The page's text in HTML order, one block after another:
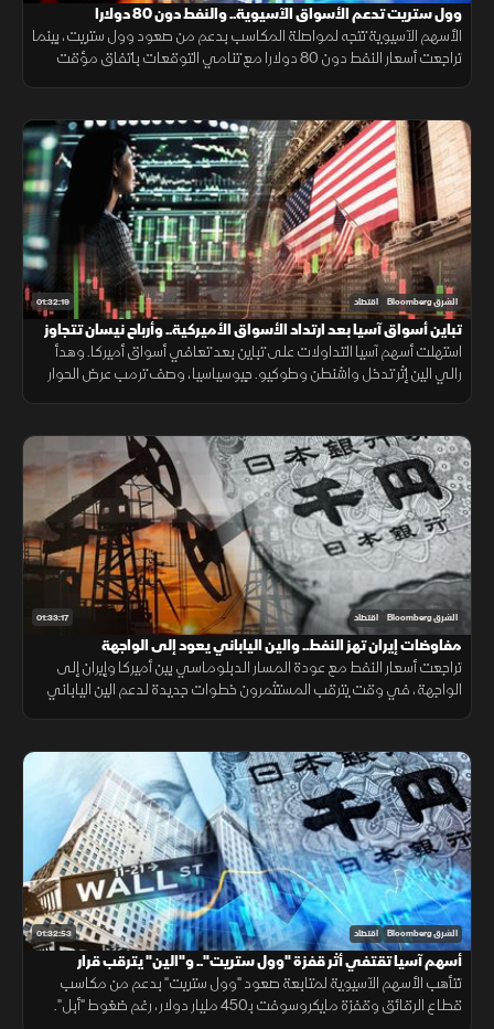
وول ستريت تدعم الأسواق الآسيوية.. والنفط دون 80 دولارا
الأسهم الآسيوية تتجه لمواصلة المكاسب بدعم من صعود وول ستريت، بينما
تراجعت أسعار النفط دون 80 دولارا مع تنامي التوقعات باتفاق مؤقت
01:32:19 الشرق Bloomberg اقتصاد
تباين أسواق آسيا بعد ارتداد الأسواق الأميركية.. وأرباح نيسان تتجاوز
التوقعات
استهلت أسهم آسيا التداولات على تباين بعد تعافي أسواق أميركا. وهدأ
رالي الين إثر تدخل واشنطن وطوكيو. جيوسياسيا، وصف ترمب عرض الحوار
01:33:17 الشرق Bloomberg اقتصاد
مفاوضات إيران تهز النفط.. والين الياباني يعود إلى الواجهة
تراجعت أسعار النفط مع عودة المسار الدبلوماسي بين أميركا وإيران إلى
الواجهة، في وقت يترقب المستثمرون خطوات جديدة لدعم الين الياباني
01:32:53 الشرق Bloomberg اقتصاد
أسهم آسيا تقتفي أثر قفزة "وول ستريت".. و"الين" يترقب قرار
الفائدة
تتأهب الأسهم الآسيوية لمتابعة صعود "وول ستريت" بدعم من مكاسب
قطاع الرقائق وقفزة مايكروسوفت بـ450 مليار دولار، رغم ضغوط "أبل".